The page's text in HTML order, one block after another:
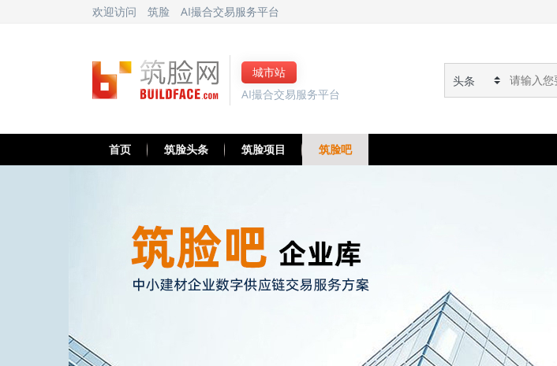
欢迎访问 筑脸 AI撮合交易服务平台
城市站
AI撮合交易服务平台
首页 筑脸头条 筑脸项目 筑脸吧